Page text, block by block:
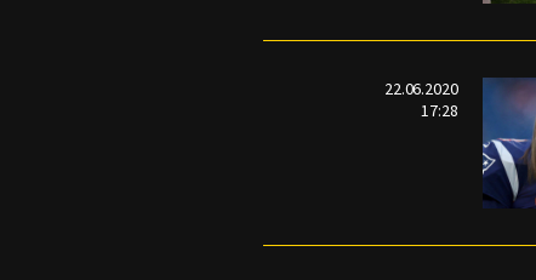
22.06.2020
17:28